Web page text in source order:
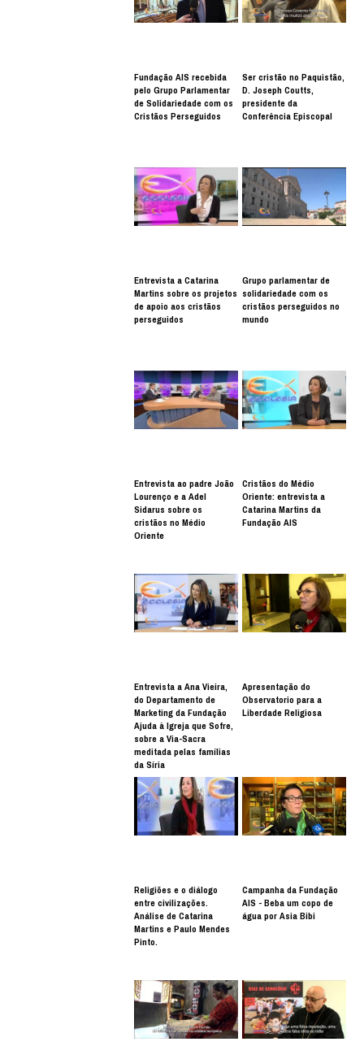
Fundação AIS recebida
pelo Grupo Parlamentar
de Solidariedade com os
Cristãos Perseguidos
Ser cristão no Paquistão,
D. Joseph Coutts,
presidente da
Conferência Episcopal
Entrevista a Catarina
Martins sobre os projetos
de apoio aos cristãos
perseguidos
Grupo parlamentar de
solidariedade com os
cristãos perseguidos no
mundo
Entrevista ao padre João
Lourenço e a Adel
Sidarus sobre os
cristãos no Médio
Oriente
Cristãos do Médio
Oriente: entrevista a
Catarina Martins da
Fundação AIS
Entrevista a Ana Vieira,
do Departamento de
Marketing da Fundação
Ajuda à Igreja que Sofre,
sobre a Via-Sacra
meditada pelas famílias
da Síria
Apresentação do
Observatorio para a
Liberdade Religiosa
Religiões e o diálogo
entre civilizações.
Análise de Catarina
Martins e Paulo Mendes
Pinto.
Campanha da Fundação
AIS - Beba um copo de
água por Asia Bibi